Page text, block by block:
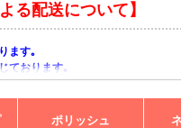
る配送について】
ます｡
ております｡
ますようお願い申し上げます｡
ポリッシュ